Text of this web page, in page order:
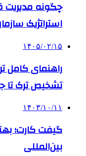
چگونه مدیریت
استراتژیک
۱۴۰۵/۰۲/۱۵
راهنمای کامل
تشخیص ترک تا
۱۴۰۳/۱۰/۱۱
گیفت کارت؛
بین‌المللی